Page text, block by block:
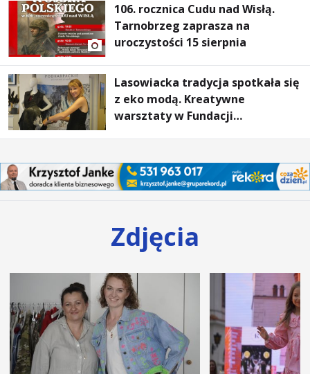
106. rocznica Cudu nad Wisłą.
Tarnobrzeg zaprasza na
uroczystości 15 sierpnia
Lasowiacka tradycja spotkała się
z eko modą. Kreatywne
warsztaty w Fundacji
Zdjęcia